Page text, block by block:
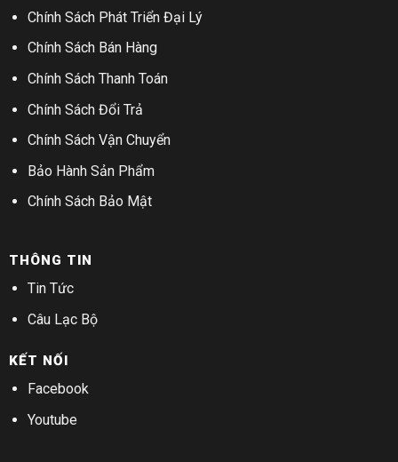
Chính Sách Phát Triển Đại Lý
Chính Sách Bán Hàng
Chính Sách Thanh Toán
Chính Sách Đổi Trả
Chính Sách Vận Chuyển
Bảo Hành Sản Phẩm
Chính Sách Bảo Mật
THÔNG TIN
Tin Tức
Câu Lạc Bộ
KẾT NỐI
Facebook
Youtube